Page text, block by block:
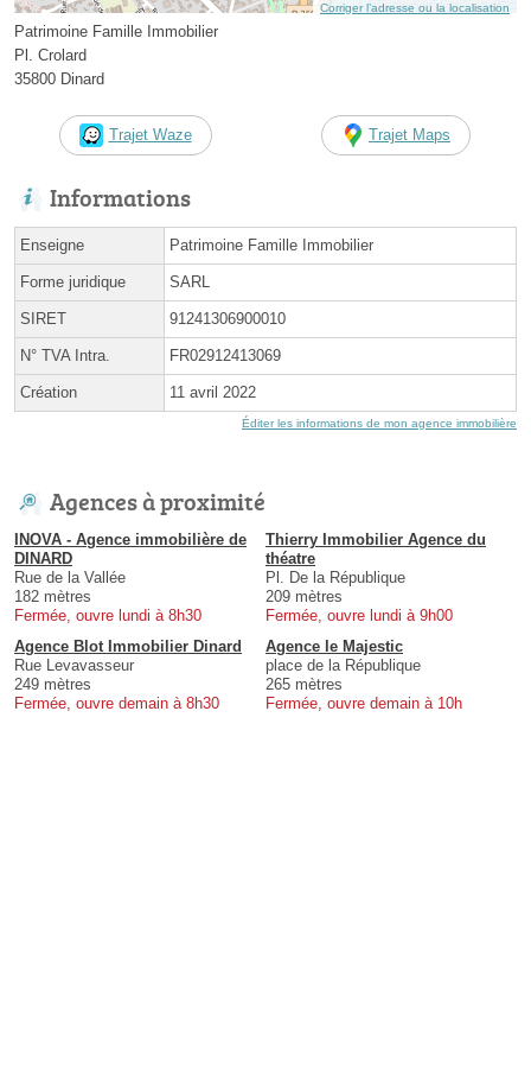
Corriger l’adresse ou la localisation
Patrimoine Famille Immobilier
Pl. Crolard
35800 Dinard
Trajet Waze Trajet Maps
Informations
Enseigne Patrimoine Famille Immobilier
Forme juridique SARL
SIRET 91241306900010
N° TVA Intra. FR02912413069
Création 11 avril 2022
Éditer les informations de mon agence immobilière
Agences à proximité
INOVA - Agence immobilière de
DINARD
Rue de la Vallée
182 mètres
Fermée, ouvre lundi à 8h30
Thierry Immobilier Agence du
théatre
Pl. De la République
209 mètres
Fermée, ouvre lundi à 9h00
Agence Blot Immobilier Dinard
Rue Levavasseur
249 mètres
Fermée, ouvre demain à 8h30
Agence le Majestic
place de la République
265 mètres
Fermée, ouvre demain à 10h